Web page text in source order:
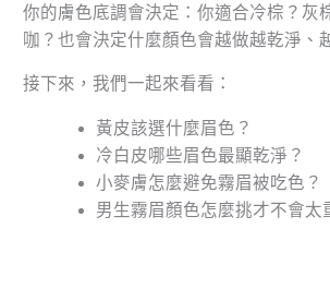
你的膚色底調會決定：你適合冷棕？灰
咖？也會決定什麼顏色會越做越乾淨、
接下來，我們一起來看看：
黃皮該選什麼眉色？
冷白皮哪些眉色最顯乾淨？
小麥膚怎麼避免霧眉被吃色？
男生霧眉顏色怎麼挑才不會太